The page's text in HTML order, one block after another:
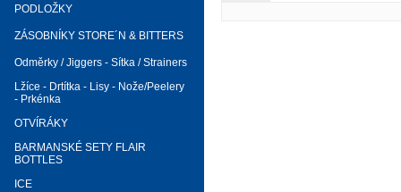
PODLOŽKY
ZÁSOBNÍKY STORE´N & BITTERS
Odměrky / Jiggers - Sítka / Strainers
Lžíce - Drtítka - Lisy - Nože/Peelery
- Prkénka
OTVÍRÁKY
BARMANSKÉ SETY FLAIR
BOTTLES
ICE